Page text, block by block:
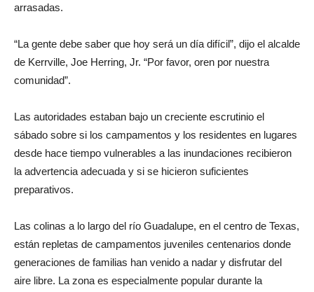
arrasadas.
“La gente debe saber que hoy será un día difícil”, dijo el alcalde
de Kerrville, Joe Herring, Jr. “Por favor, oren por nuestra
comunidad”.
Las autoridades estaban bajo un creciente escrutinio el
sábado sobre si los campamentos y los residentes en lugares
desde hace tiempo vulnerables a las inundaciones recibieron
la advertencia adecuada y si se hicieron suficientes
preparativos.
Las colinas a lo largo del río Guadalupe, en el centro de Texas,
están repletas de campamentos juveniles centenarios donde
generaciones de familias han venido a nadar y disfrutar del
aire libre. La zona es especialmente popular durante la